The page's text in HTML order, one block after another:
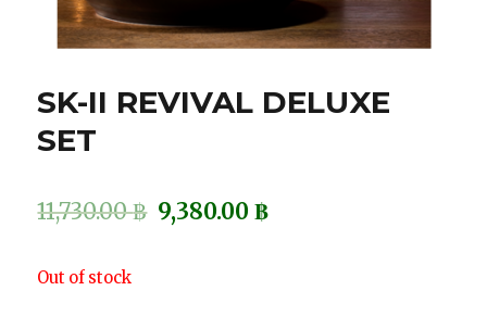
SK-II REVIVAL DELUXE
SET
11,730.00฿ 9,380.00฿
Out of stock